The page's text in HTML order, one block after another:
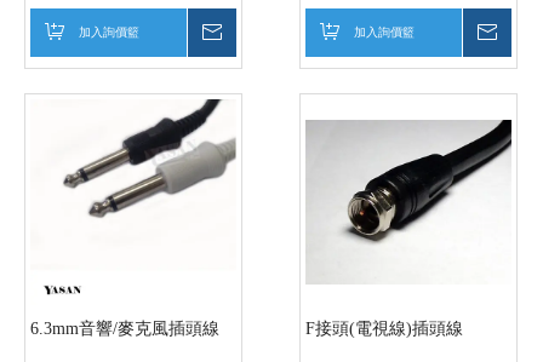
加入詢價籃 加入詢價籃
6.3mm音響/麥克風插頭線 F接頭(電視線)插頭線